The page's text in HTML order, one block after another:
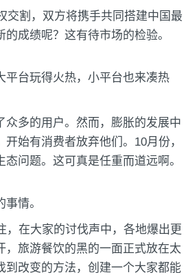
交割，双方将携手共同搭建中国最
成绩呢？这有待市场的检验。
平台玩得火热，小平台也来凑热
多的用户。然而，膨胀的发展中
始有消费者放弃他们。10月份，
问题。这可真是任重而道远啊。
情。
，在大家的讨伐声中，各地爆出更
旅游餐饮的黑的一面正式放在太
到改变的方法，创建一个大家都能